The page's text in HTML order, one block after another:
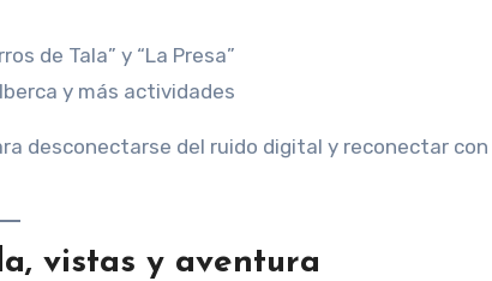
de Tala” y “La Presa”
y más actividades
desconectarse del ruido digital y reconectar con
vistas y aventura